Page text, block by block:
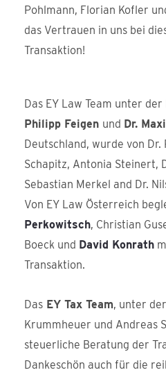
Pohlmann, Florian Kofler
das Vertrauen in uns bei
Transaktion!
Das EY Law Team unter
Philipp Feigen und Dr.
Deutschland, wurde von
Schapitz, Antonia Steinert,
Sebastian Merkel and Dr.
Von EY Law Österreich
Perkowitsch, Christian
Boeck und David Konrath
Transaktion.
Das EY Tax Team, unter
Krummheuer und Andreas
steuerliche Beratung der
Dankeschön auch für die